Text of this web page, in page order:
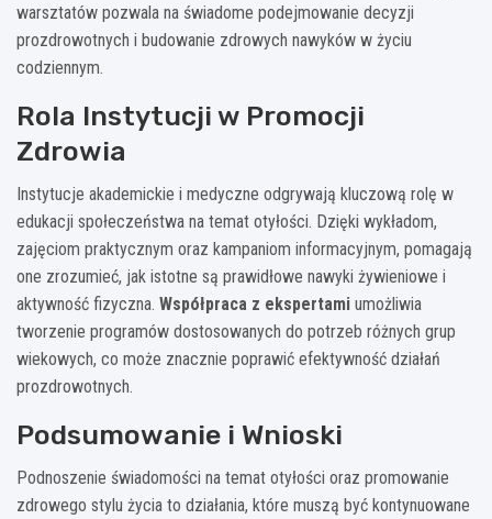
warsztatów pozwala na świadome podejmowanie decyzji
prozdrowotnych i budowanie zdrowych nawyków w życiu
codziennym.
Rola Instytucji w Promocji
Zdrowia
Instytucje akademickie i medyczne odgrywają kluczową rolę w
edukacji społeczeństwa na temat otyłości. Dzięki wykładom,
zajęciom praktycznym oraz kampaniom informacyjnym, pomagają
one zrozumieć, jak istotne są prawidłowe nawyki żywieniowe i
aktywność fizyczna. Współpraca z ekspertami umożliwia
tworzenie programów dostosowanych do potrzeb różnych grup
wiekowych, co może znacznie poprawić efektywność działań
prozdrowotnych.
Podsumowanie i Wnioski
Podnoszenie świadomości na temat otyłości oraz promowanie
zdrowego stylu życia to działania, które muszą być kontynuowane